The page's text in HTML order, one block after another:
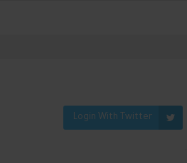
Login With Twitter